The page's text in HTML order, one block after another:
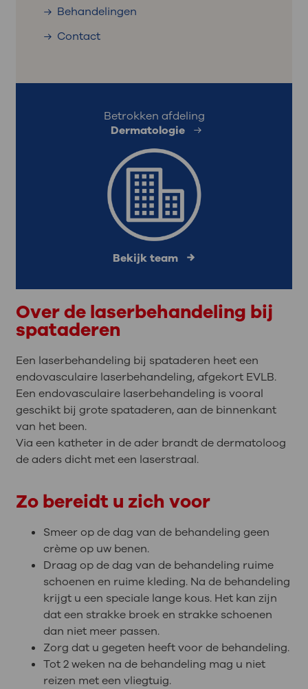
Behandelingen
Contact
Betrokken afdeling
Dermatologie
Bekijk team
Over de laserbehandeling bij
spataderen
Een laserbehandeling bij spataderen heet een
endovasculaire laserbehandeling, afgekort EVLB.
Een endovasculaire laserbehandeling is vooral
geschikt bij grote spataderen, aan de binnenkant
van het been.
Via een katheter in de ader brandt de dermatoloog
de aders dicht met een laserstraal.
Zo bereidt u zich voor
Smeer op de dag van de behandeling geen
crème op uw benen.
Draag op de dag van de behandeling ruime
schoenen en ruime kleding. Na de behandeling
krijgt u een speciale lange kous. Het kan zijn
dat een strakke broek en strakke schoenen
dan niet meer passen.
Zorg dat u gegeten heeft voor de behandeling.
Tot 2 weken na de behandeling mag u niet
reizen met een vliegtuig.